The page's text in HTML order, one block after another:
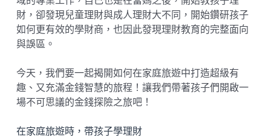
財，卻發現兒童理財與成人理財大不同，開始鑽研孩子
如何更有效的學財商，也因此發現理財教育的完整面向
與誤區。
今天，我們要一起揭開如何在家庭旅遊中打造超級有
趣、又充滿金錢智慧的旅程！讓我們帶著孩子們開啟一
場不可思議的金錢探險之旅吧！
在家庭旅遊時，帶孩子學理財